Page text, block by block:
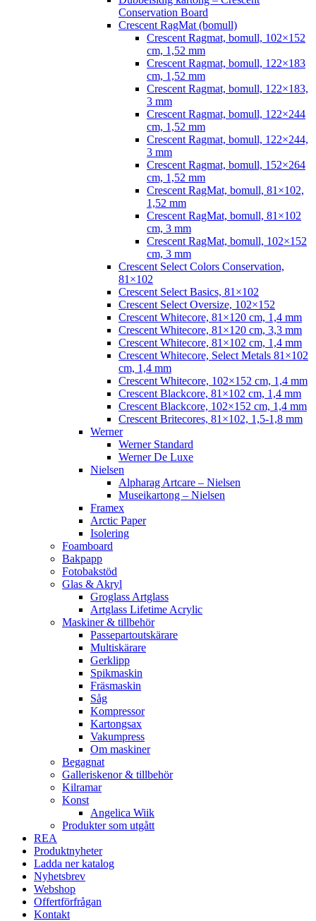
Conservation Board
Crescent RagMat (bomull)
Crescent Ragmat, bomull, 102×152
cm, 1,52 mm
Crescent Ragmat, bomull, 122×183
cm, 1,52 mm
Crescent Ragmat, bomull, 122×183,
3 mm
Crescent Ragmat, bomull, 122×244
cm, 1,52 mm
Crescent Ragmat, bomull, 122×244,
3 mm
Crescent Ragmat, bomull, 152×264
cm, 1,52 mm
Crescent RagMat, bomull, 81×102,
1,52 mm
Crescent RagMat, bomull, 81×102
cm, 3 mm
Crescent RagMat, bomull, 102×152
cm, 3 mm
Crescent Select Colors Conservation,
81×102
Crescent Select Basics, 81×102
Crescent Select Oversize, 102×152
Crescent Whitecore, 81×120 cm, 1,4 mm
Crescent Whitecore, 81×120 cm, 3,3 mm
Crescent Whitecore, 81×102 cm, 1,4 mm
Crescent Whitecore, Select Metals 81×102
cm, 1,4 mm
Crescent Whitecore, 102×152 cm, 1,4 mm
Crescent Blackcore, 81×102 cm, 1,4 mm
Crescent Blackcore, 102×152 cm, 1,4 mm
Crescent Britecores, 81×102, 1,5-1,8 mm
Werner
Werner Standard
Werner De Luxe
Nielsen
Alpharag Artcare – Nielsen
Museikartong – Nielsen
Framex
Arctic Paper
Isolering
Foamboard
Bakpapp
Fotobakstöd
Glas & Akryl
Groglass Artglass
Artglass Lifetime Acrylic
Maskiner & tillbehör
Passepartoutskärare
Multiskärare
Gerklipp
Spikmaskin
Fräsmaskin
Såg
Kompressor
Kartongsax
Vakumpress
Om maskiner
Begagnat
Galleriskenor & tillbehör
Kilramar
Konst
Angelica Wiik
Produkter som utgått
REA
Produktnyheter
Ladda ner katalog
Nyhetsbrev
Webshop
Offertförfrågan
Kontakt